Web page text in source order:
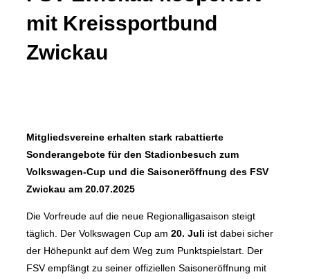
mit Kreissportbund
Zwickau
Mitgliedsvereine erhalten stark rabattierte
Sonderangebote für den Stadionbesuch zum
Volkswagen-Cup und die Saisoneröffnung des FSV
Zwickau am 20.07.2025
Die Vorfreude auf die neue Regionalligasaison steigt
täglich. Der Volkswagen Cup am 20. Juli ist dabei sicher
der Höhepunkt auf dem Weg zum Punktspielstart. Der
FSV empfängt zu seiner offiziellen Saisoneröffnung mit